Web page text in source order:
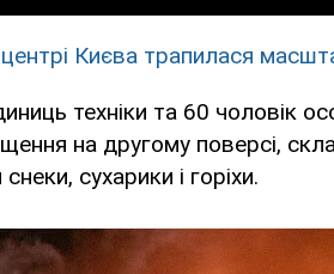
центрі Києва трапилася
техніки та 60 чоловік
на другому поверсі,
сухарики і горіхи.